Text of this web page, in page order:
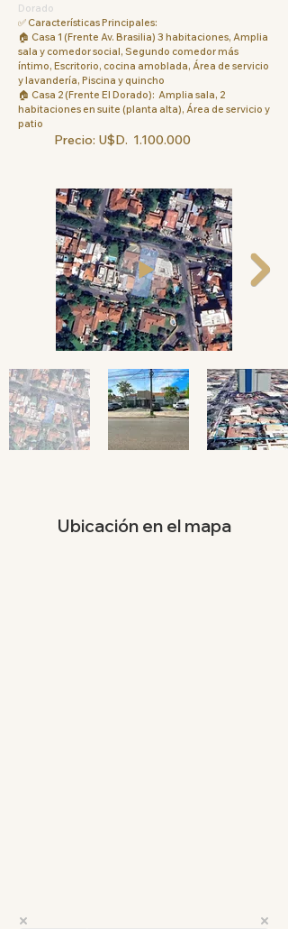
Dorado
✅ Características Principales:
🏠 Casa 1 (Frente Av. Brasilia) 3 habitaciones, Amplia
sala y comedor social, Segundo comedor más
íntimo, Escritorio, cocina amoblada, Área de servicio
y lavandería, Piscina y quincho
🏠 Casa 2 (Frente El Dorado): Amplia sala, 2
habitaciones en suite (planta alta), Área de servicio y
patio
Precio: U$D. 1.100.000
Ubicación en el mapa